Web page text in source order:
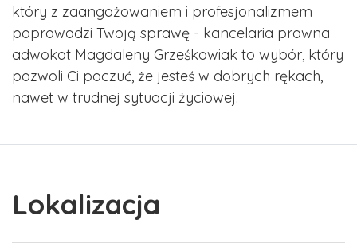
który z zaangażowaniem i profesjonalizmem
poprowadzi Twoją sprawę - kancelaria prawna
adwokat Magdaleny Grześkowiak to wybór, który
pozwoli Ci poczuć, że jesteś w dobrych rękach,
nawet w trudnej sytuacji życiowej.
Lokalizacja